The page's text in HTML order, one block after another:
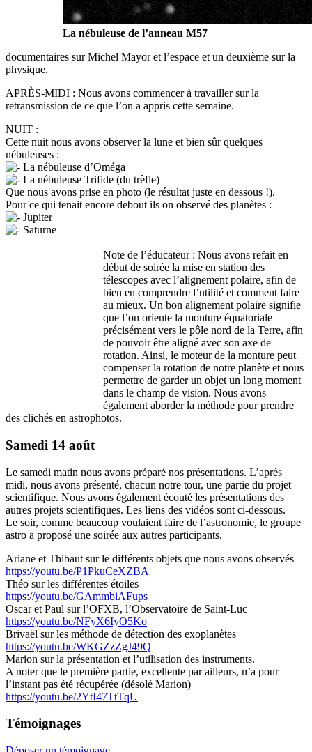
La nébuleuse de l’anneau M57
documentaires sur Michel Mayor et l’espace et un deuxième sur la
physique.
APRÈS-MIDI : Nous avons commencer à travailler sur la
retransmission de ce que l’on a appris cette semaine.
NUIT :
Cette nuit nous avons observer la lune et bien sûr quelques
nébuleuses :
La nébuleuse d’Oméga
La nébuleuse Trifide (du trèfle)
Que nous avons prise en photo (le résultat juste en dessous !).
Pour ce qui tenait encore debout ils on observé des planètes :
Jupiter
Saturne
Note de l’éducateur : Nous avons refait en
début de soirée la mise en station des
télescopes avec l’alignement polaire, afin de
bien en comprendre l’utilité et comment faire
au mieux. Un bon alignement polaire signifie
que l’on oriente la monture équatoriale
précisément vers le pôle nord de la Terre, afin
de pouvoir être aligné avec son axe de
rotation. Ainsi, le moteur de la monture peut
compenser la rotation de notre planète et nous
permettre de garder un objet un long moment
dans le champ de vision. Nous avons
également aborder la méthode pour prendre
des clichés en astrophotos.
Samedi 14 août
Le samedi matin nous avons préparé nos présentations. L’après
midi, nous avons présenté, chacun notre tour, une partie du projet
scientifique. Nous avons également écouté les présentations des
autres projets scientifiques. Les liens des vidéos sont ci-dessous.
Le soir, comme beaucoup voulaient faire de l’astronomie, le groupe
astro a proposé une soirée aux autres participants.
Ariane et Thibaut sur le différents objets que nous avons observés
https://youtu.be/P1PkuCeXZBA
Théo sur les différentes étoiles
https://youtu.be/GAmmbiAFups
Oscar et Paul sur l’OFXB, l’Observatoire de Saint-Luc
https://youtu.be/NFyX6IyO5Ko
Brivaël sur les méthode de détection des exoplanètes
https://youtu.be/WKGZzZgJ49Q
Marion sur la présentation et l’utilisation des instruments.
A noter que le première partie, excellente par ailleurs, n’a pour
l’instant pas été récupérée (désolé Marion)
https://youtu.be/2YtI47TtTqU
Témoignages